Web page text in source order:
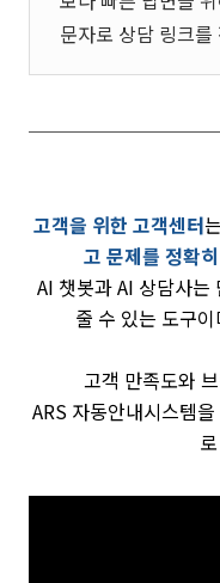
문자로 상담 링크
고객을 위한 고객센터
고 문제를 정확
AI 챗봇과 AI 상담사는
줄 수 있는 도구
고객 만족도와
ARS 자동안내시스템